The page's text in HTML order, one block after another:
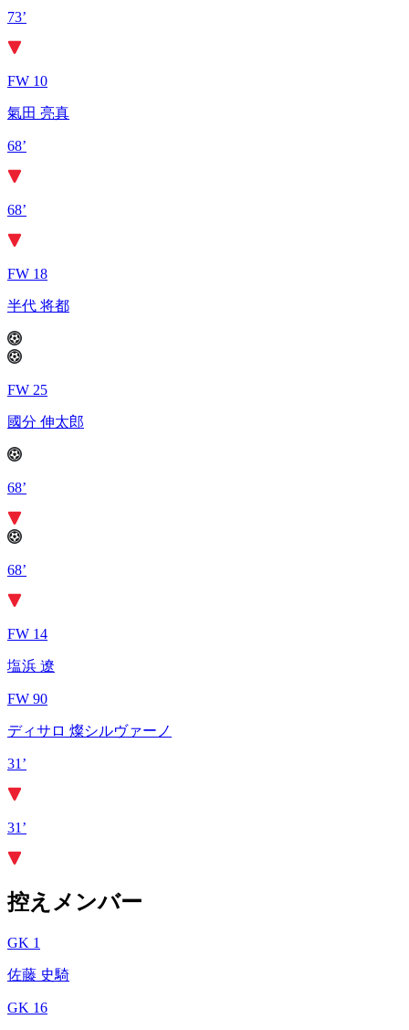
73’
FW 10
氣田 亮真
68’
68’
FW 18
半代 将都
FW 25
國分 伸太郎
68’
68’
FW 14
塩浜 遼
FW 90
ディサロ 燦シルヴァーノ
31’
31’
控えメンバー
GK 1
佐藤 史騎
GK 16